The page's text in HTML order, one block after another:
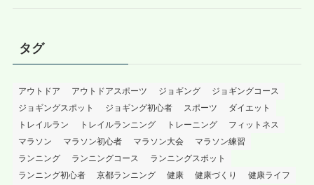
タグ
アウトドア アウトドアスポーツ ジョギング
ジョギングコース
ジョギングスポット
ジョギング初心者 スポーツ
ダイエット
トレイルラン
トレイルランニング トレーニング
フィットネス
マラソン
マラソン初心者 マラソン大会
マラソン練習
ランニング
ランニングコース
ランニングスポット
ランニング初心者
京都ランニング 健康 健康づくり
健康ライフ